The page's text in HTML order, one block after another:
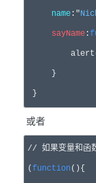
name : "
sayName :
     }
}
或者
// 如果变量和函
(function (){